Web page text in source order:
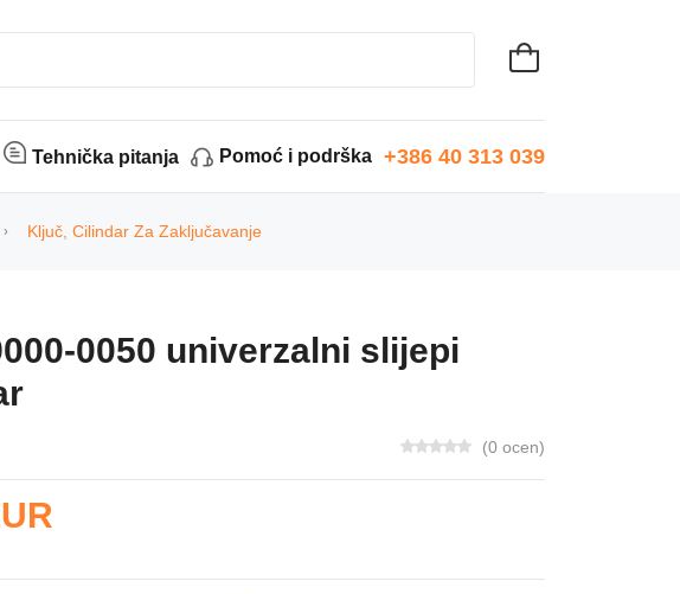
Tehnička pitanja Pomoć i podrška +386 40 313 039
Ključ, Cilindar Za Zaključavanje
0050 univerzalni slijepi
(0 ocen)